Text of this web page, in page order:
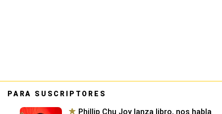
PARA SUSCRIPTORES
Phillip Chu Joy lanza libro, nos habla